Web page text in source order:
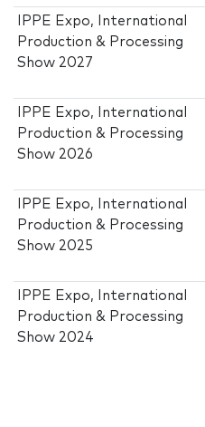
IPPE Expo, International
Production & Processing
Show 2027
IPPE Expo, International
Production & Processing
Show 2026
IPPE Expo, International
Production & Processing
Show 2025
IPPE Expo, International
Production & Processing
Show 2024